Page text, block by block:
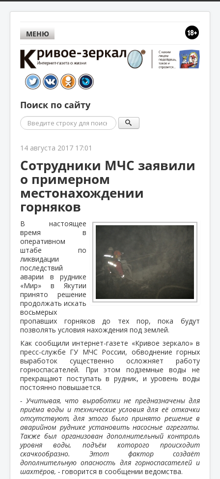
МЕНЮ
Поиск по сайту
Поиск
14 августа 2017 17:01
Сотрудники МЧС заявили
о примерном
местонахождении
горняков
В настоящее
время в
оперативном
штабе по
ликвидации
последствий
аварии в руднике
«Мир» в Якутии
принято решение
продолжать искать
восьмерых
пропавших горняков до тех пор, пока будут
позволять условия нахождения под землей.
Как сообщили интернет-газете «Кривое зеркало» в
пресс-службе ГУ МЧС России, обводнение горных
выработок существенно осложняет работу
горноспасателей. При этом подземные воды не
прекращают поступать в рудник, и уровень воды
постоянно повышается.
- Учитывая, что выработки не предназначены для
приёма воды и технические условия для её откачки
отсутствуют, для этого было принято решение в
аварийном руднике установить насосные агрегаты.
Также был организован дополнительный контроль
уровня воды, подъём которого происходит
скачкообразно. Этот фактор создаёт
дополнительную опасность для горноспасателей и
шахтёров, - говорится в сообщении ведомства.